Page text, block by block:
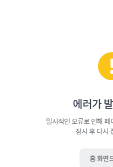
에러가
일시적인 오류로 인해
잠시 후 다시
홈 화면